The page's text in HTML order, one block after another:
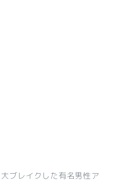
ブレイクした有名男性ア